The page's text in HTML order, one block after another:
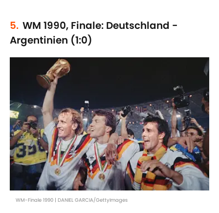
5. WM 1990, Finale: Deutschland -
Argentinien (1:0)
WM-Finale 1990 | DANIEL GARCIA/GettyImages